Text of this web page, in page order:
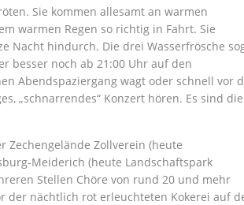
Sie kommen allesamt an warmen
warmen Regen so richtig in Fahrt. Sie
Nacht hindurch. Die drei Wasserfrösche
besser noch ab 21:00 Uhr auf den
Abendspaziergang wagt oder schnell vor
„schnarrendes“ Konzert hören. Es sind die
Zechengelände Zollverein (heute
Meiderich (heute Landschaftspark
Stellen Chöre von rund 20 und mehr
der nächtlich rot erleuchteten Kokerei auf